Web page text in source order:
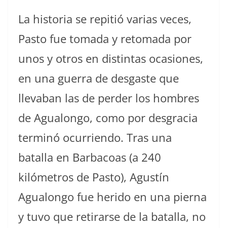
La historia se repitió varias veces,
Pasto fue tomada y retomada por
unos y otros en distintas ocasiones,
en una guerra de desgaste que
llevaban las de perder los hombres
de Agualongo, como por desgracia
terminó ocurriendo. Tras una
batalla en Barbacoas (a 240
kilómetros de Pasto), Agustín
Agualongo fue herido en una pierna
y tuvo que retirarse de la batalla, no